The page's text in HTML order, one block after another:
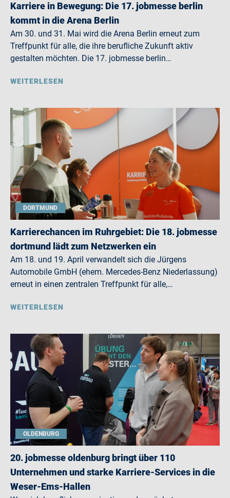
Karriere in Bewegung: Die 17. jobmesse berlin
kommt in die Arena Berlin
Am 30. und 31. Mai wird die Arena Berlin erneut zum
Treffpunkt für alle, die ihre berufliche Zukunft aktiv
gestalten möchten. Die 17. jobmesse berlin…
WEITERLESEN
DORTMUND
Karrierechancen im Ruhrgebiet: Die 18. jobmesse
dortmund lädt zum Netzwerken ein
Am 18. und 19. April verwandelt sich die Jürgens
Automobile GmbH (ehem. Mercedes-Benz Niederlassung)
erneut in einen zentralen Treffpunkt für alle,…
WEITERLESEN
OLDENBURG
20. jobmesse oldenburg bringt über 110
Unternehmen und starke Karriere-Services in die
Weser-Ems-Hallen